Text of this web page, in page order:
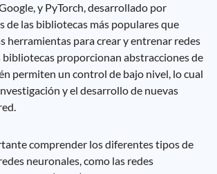
y PyTorch, desarrollado por
de las bibliotecas más populares que
herramientas para crear y entrenar redes
bibliotecas proporcionan abstracciones de
permiten un control de bajo nivel, lo cual
y el desarrollo de nuevas
comprender los diferentes tipos de
neuronales, como las redes